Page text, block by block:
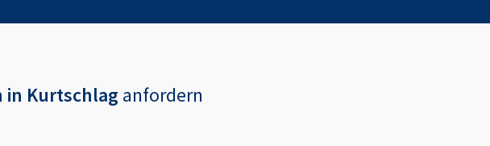
in Kurtschlag anfordern